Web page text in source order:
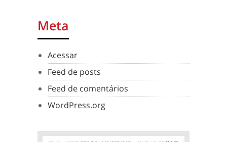
Meta
Acessar
Feed de posts
Feed de comentários
WordPress.org